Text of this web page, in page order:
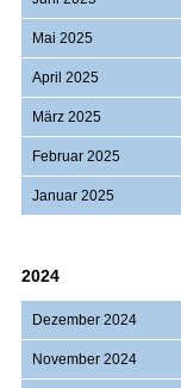
Mai 2025
April 2025
März 2025
Februar 2025
Januar 2025
2024
Dezember 2024
November 2024